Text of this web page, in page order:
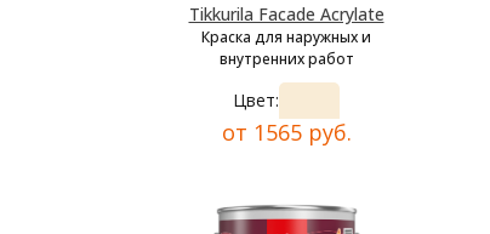
Tikkurila Facade Acrylate
Краска для наружных и
внутренних работ
Цвет:
от 1565 руб.